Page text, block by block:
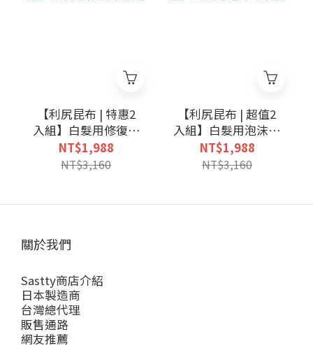
【利尻昆布 | 特惠2
入組】白髮用修復染
髮劑
NT$1,988
NT$3,160
【利尻昆布 | 超值2
入組】白髮用泡沫染
髮露
NT$1,988
NT$3,160
關於我們
Sastty商店介紹
日本製造商
台灣總代理
販售通路
網友推薦